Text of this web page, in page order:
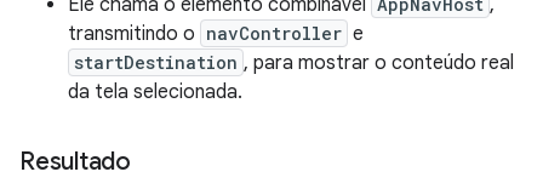
Ele chama o elemento combinável AppNavHost ,
transmitindo o navController e
startDestination , para mostrar o conteúdo real
da tela selecionada.
Resultado